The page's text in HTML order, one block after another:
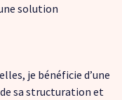
solution
je bénéficie d’une
sa structuration et